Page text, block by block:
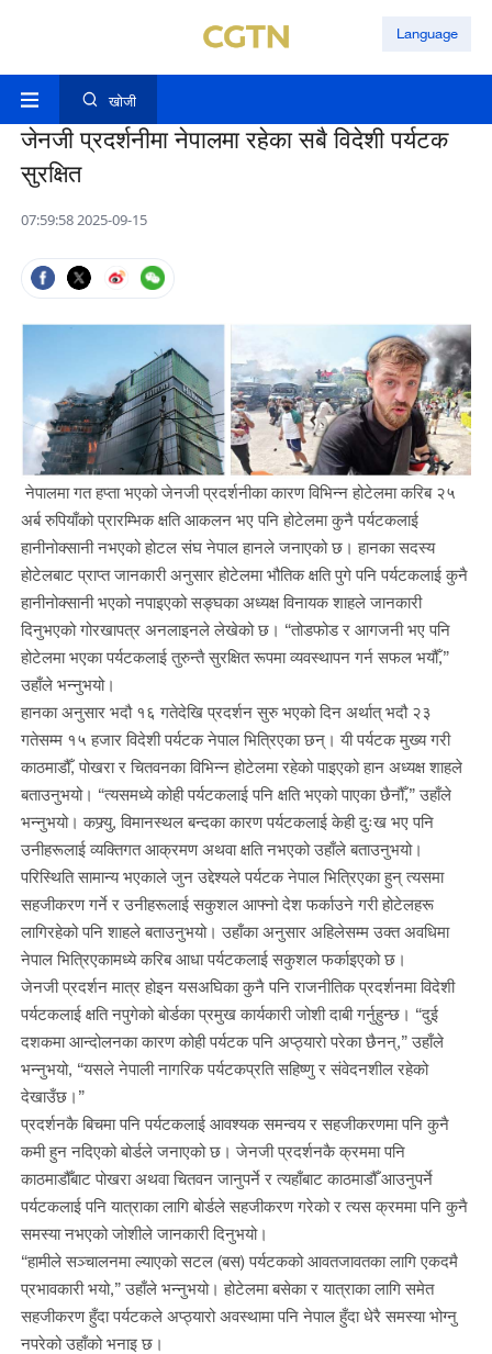
Language
खोजी
जेनजी प्रदर्शनीमा नेपालमा रहेका सबै विदेशी पर्यटक
सुरक्षित
07:59:58 2025-09-15
नेपालमा गत हप्ता भएको जेनजी प्रदर्शनीका कारण विभिन्न होटेलमा करिब २५
अर्ब रुपियाँको प्रारम्भिक क्षति आकलन भए पनि होटेलमा कुनै पर्यटकलाई
हानीनोक्सानी नभएको होटल संघ नेपाल हानले जनाएको छ। हानका सदस्य
होटेलबाट प्राप्त जानकारी अनुसार होटेलमा भौतिक क्षति पुगे पनि पर्यटकलाई कुनै
हानीनोक्सानी भएको नपाइएको सङ्घका अध्यक्ष विनायक शाहले जानकारी
दिनुभएको गोरखापत्र अनलाइनले लेखेको छ। “तोडफोड र आगजनी भए पनि
होटेलमा भएका पर्यटकलाई तुरुन्तै सुरक्षित रूपमा व्यवस्थापन गर्न सफल भयौँ,”
उहाँले भन्नुभयो।
हानका अनुसार भदौ १६ गतेदेखि प्रदर्शन सुरु भएको दिन अर्थात् भदौ २३
गतेसम्म १५ हजार विदेशी पर्यटक नेपाल भित्रिएका छन्। यी पर्यटक मुख्य गरी
काठमाडौँ, पोखरा र चितवनका विभिन्न होटेलमा रहेको पाइएको हान अध्यक्ष शाहले
बताउनुभयो। “त्यसमध्ये कोही पर्यटकलाई पनि क्षति भएको पाएका छैनौँ,” उहाँले
भन्नुभयो। कफ्र्यु, विमानस्थल बन्दका कारण पर्यटकलाई केही दुःख भए पनि
उनीहरूलाई व्यक्तिगत आक्रमण अथवा क्षति नभएको उहाँले बताउनुभयो।
परिस्थिति सामान्य भएकाले जुन उद्देश्यले पर्यटक नेपाल भित्रिएका हुन् त्यसमा
सहजीकरण गर्ने र उनीहरूलाई सकुशल आफ्नो देश फर्काउने गरी होटेलहरू
लागिरहेको पनि शाहले बताउनुभयो। उहाँका अनुसार अहिलेसम्म उक्त अवधिमा
नेपाल भित्रिएकामध्ये करिब आधा पर्यटकलाई सकुशल फर्काइएको छ।
जेनजी प्रदर्शन मात्र होइन यसअघिका कुनै पनि राजनीतिक प्रदर्शनमा विदेशी
पर्यटकलाई क्षति नपुगेको बोर्डका प्रमुख कार्यकारी जोशी दाबी गर्नुहुन्छ। “दुई
दशकमा आन्दोलनका कारण कोही पर्यटक पनि अप्ठ्यारो परेका छैनन्,” उहाँले
भन्नुभयो, “यसले नेपाली नागरिक पर्यटकप्रति सहिष्णु र संवेदनशील रहेको
देखाउँछ।”
प्रदर्शनकै बिचमा पनि पर्यटकलाई आवश्यक समन्वय र सहजीकरणमा पनि कुनै
कमी हुन नदिएको बोर्डले जनाएको छ। जेनजी प्रदर्शनकै क्रममा पनि
काठमाडौँबाट पोखरा अथवा चितवन जानुपर्ने र त्यहाँबाट काठमाडौँ आउनुपर्ने
पर्यटकलाई पनि यात्राका लागि बोर्डले सहजीकरण गरेको र त्यस क्रममा पनि कुनै
समस्या नभएको जोशीले जानकारी दिनुभयो।
“हामीले सञ्चालनमा ल्याएको सटल (बस) पर्यटकको आवतजावतका लागि एकदमै
प्रभावकारी भयो,” उहाँले भन्नुभयो। होटेलमा बसेका र यात्राका लागि समेत
सहजीकरण हुँदा पर्यटकले अप्ठ्यारो अवस्थामा पनि नेपाल हुँदा धेरै समस्या भोग्नु
नपरेको उहाँको भनाइ छ।